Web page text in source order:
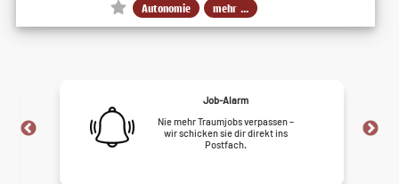
Autonomie mehr ...
Job-Alarm
Nie mehr Traumjobs verpassen –
wir schicken sie dir direkt ins
Postfach.